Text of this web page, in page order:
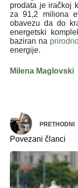
prodata je iračkoj
za 91,2 miliona
obavezu da do
energetski
baziran na
energije.
Milena Maglovski
PRETHODNI
Povezani članci